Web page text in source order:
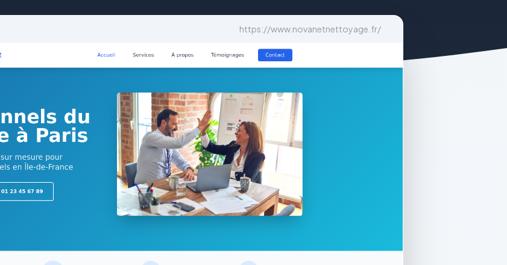
https://www.novanetnettoyage.fr/